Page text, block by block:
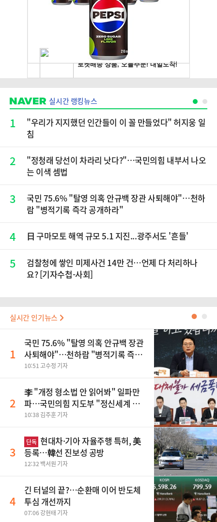
실시간 랭킹뉴스
1
"우리가 지지했던 인간들이 이 꼴 만들었다" 허지웅 일
침
2
​"정청래 당선이 차라리 낫다?"…국민의힘 내부서 나오
는 이색 셈법
3
국민 75.6% "탈영 의혹 안규백 장관 사퇴해야"…천하
람 "병적기록 즉각 공개하라"
4 日 구마모토 해역 규모 5.1 지진...광주서도 '흔들'
5
검찰청에 쌓인 미제사건 14만 건…언제 다 처리하나
요? [기자수첩-사회]
실시간 인기뉴스 ●
1
국민 75.6% "탈영 의혹 안규백 장관
사퇴해야"…천하람 "병적기록 즉각
공개하라"
10:51 고수정 기자
2
李 "개정 형소법 안 읽어봐" 일파만
파…국민의힘 지도부 "정신세계 궁
금하다"
10:38 김주훈 기자
3
단독 현대차·기아 자율주행 특허, 美
등록…韓선 진보성 공방
12:32 백서원 기자
4
긴 터널의 끝?…순환매 이어 반도체
투심 개선까지
07:06 강현태 기자